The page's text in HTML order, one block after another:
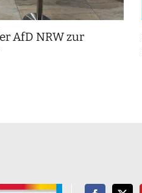
AfD NRW zur